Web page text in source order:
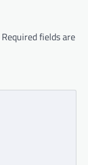
Required fields are